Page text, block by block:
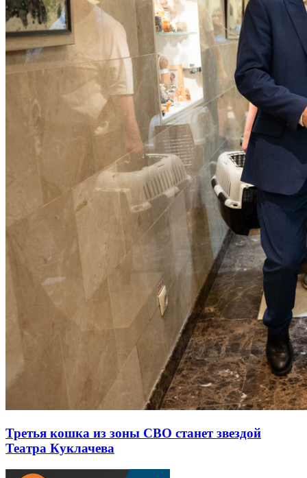
Третья кошка из зоны СВО станет звездой
Театра Куклачева